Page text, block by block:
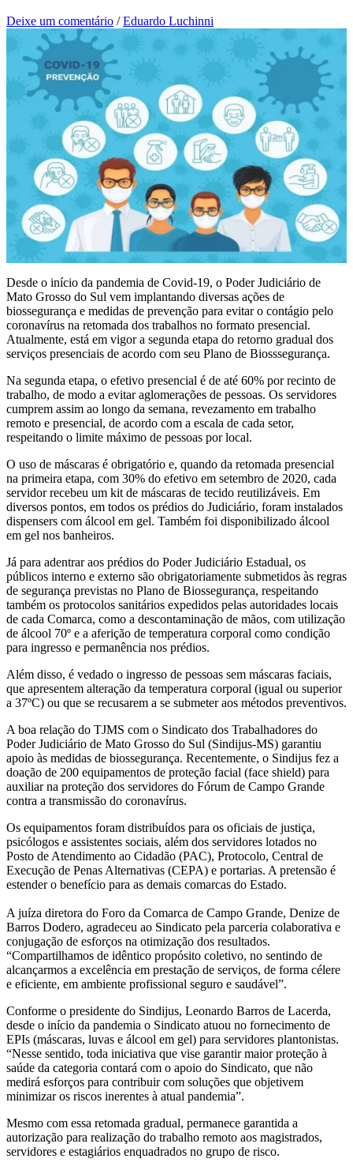
Deixe um comentário /Eduardo Luchinni
Desde o início da pandemia de Covid-19, o Poder Judiciário de
Mato Grosso do Sul vem implantando diversas ações de
biossegurança e medidas de prevenção para evitar o contágio pelo
coronavírus na retomada dos trabalhos no formato presencial.
Atualmente, está em vigor a segunda etapa do retorno gradual dos
serviços presenciais de acordo com seu Plano de Biosssegurança.
Na segunda etapa, o efetivo presencial é de até 60% por recinto de
trabalho, de modo a evitar aglomerações de pessoas. Os servidores
cumprem assim ao longo da semana, revezamento em trabalho
remoto e presencial, de acordo com a escala de cada setor,
respeitando o limite máximo de pessoas por local.
O uso de máscaras é obrigatório e, quando da retomada presencial
na primeira etapa, com 30% do efetivo em setembro de 2020, cada
servidor recebeu um kit de máscaras de tecido reutilizáveis. Em
diversos pontos, em todos os prédios do Judiciário, foram instalados
dispensers com álcool em gel. Também foi disponibilizado álcool
em gel nos banheiros.
Já para adentrar aos prédios do Poder Judiciário Estadual, os
públicos interno e externo são obrigatoriamente submetidos às regras
de segurança previstas no Plano de Biossegurança, respeitando
também os protocolos sanitários expedidos pelas autoridades locais
de cada Comarca, como a descontaminação de mãos, com utilização
de álcool 70º e a aferição de temperatura corporal como condição
para ingresso e permanência nos prédios.
Além disso, é vedado o ingresso de pessoas sem máscaras faciais,
que apresentem alteração da temperatura corporal (igual ou superior
a 37ºC) ou que se recusarem a se submeter aos métodos preventivos.
A boa relação do TJMS com o Sindicato dos Trabalhadores do
Poder Judiciário de Mato Grosso do Sul (Sindijus-MS) garantiu
apoio às medidas de biossegurança. Recentemente, o Sindijus fez a
doação de 200 equipamentos de proteção facial (face shield) para
auxiliar na proteção dos servidores do Fórum de Campo Grande
contra a transmissão do coronavírus.
Os equipamentos foram distribuídos para os oficiais de justiça,
psicólogos e assistentes sociais, além dos servidores lotados no
Posto de Atendimento ao Cidadão (PAC), Protocolo, Central de
Execução de Penas Alternativas (CEPA) e portarias. A pretensão é
estender o benefício para as demais comarcas do Estado.
A juíza diretora do Foro da Comarca de Campo Grande, Denize de
Barros Dodero, agradeceu ao Sindicato pela parceria colaborativa e
conjugação de esforços na otimização dos resultados.
“Compartilhamos de idêntico propósito coletivo, no sentindo de
alcançarmos a excelência em prestação de serviços, de forma célere
e eficiente, em ambiente profissional seguro e saudável”.
Conforme o presidente do Sindijus, Leonardo Barros de Lacerda,
desde o início da pandemia o Sindicato atuou no fornecimento de
EPIs (máscaras, luvas e álcool em gel) para servidores plantonistas.
“Nesse sentido, toda iniciativa que vise garantir maior proteção à
saúde da categoria contará com o apoio do Sindicato, que não
medirá esforços para contribuir com soluções que objetivem
minimizar os riscos inerentes à atual pandemia”.
Mesmo com essa retomada gradual, permanece garantida a
autorização para realização do trabalho remoto aos magistrados,
servidores e estagiários enquadrados no grupo de risco.